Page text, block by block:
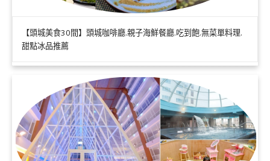
【頭城美食30間】頭城咖啡廳.親子海鮮餐廳.吃到飽.無菜單料理.
甜點冰品推薦